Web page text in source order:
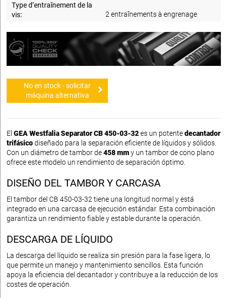
Type d’entraînement de la
vis:
2 entraînements à engrenage
No en stock - solicitar
máquina alternativa
El GEA Westfalia Separator CB 450-03-32es un potentedecantador
trifásicodiseñado para la separación eficiente de líquidos y sólidos.
Con un diámetro de tambor de458 mmy un tambor de cono plano
ofrece este modelo un rendimiento de separación óptimo.
DISEÑO DEL TAMBOR Y CARCASA
El tambor del CB 450-03-32 tiene una longitud normal y está
integrado en una carcasa de ejecución estándar. Esta combinación
garantiza un rendimiento fiable y estable durante la operación.
DESCARGA DE LÍQUIDO
La descarga del líquido se realiza sin presión para la fase ligera, lo
que permite un manejo y mantenimiento sencillos. Esta función
apoya la eficiencia del decantador y contribuye a la reducción de los
costes de operación.